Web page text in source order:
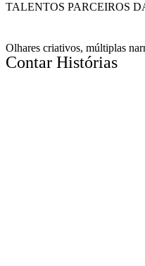
TALENTOS PARCEIROS
Olhares criativos, múltiplas
Contar Histórias